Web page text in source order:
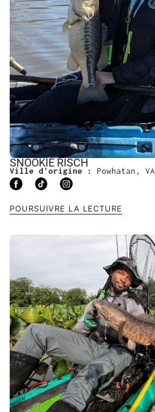
SNOOKIE RISCH
Ville d'origine : Powhatan, VA
POURSUIVRE LA LECTURE